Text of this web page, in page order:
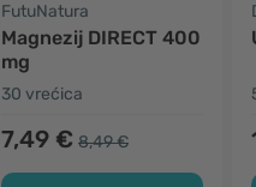
FutuNatura
Magnezij DIRECT 400
mg
30 vrećica
7,49 € 8,49 €